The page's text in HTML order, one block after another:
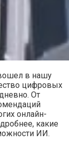
в нашу
цифровых
От
онлайн-
какие
ИИ.